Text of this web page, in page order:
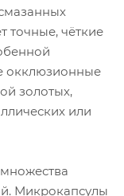
точные, чёткие
окклюзионные
золотых,
или
Микрокапсулы